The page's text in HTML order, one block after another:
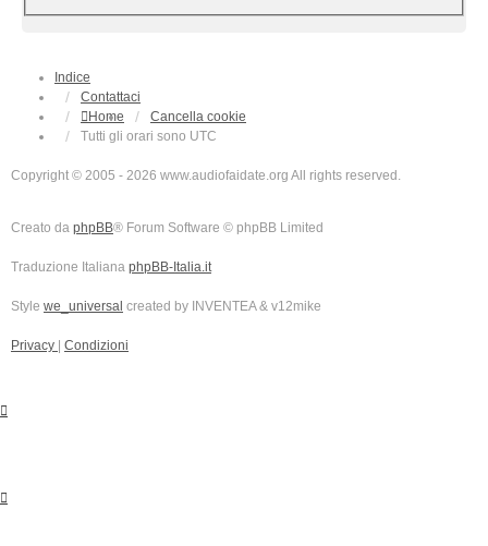
Indice
Contattaci
Home
Cancella cookie
Tutti gli orari sono UTC
Copyright © 2005 - 2026 www.audiofaidate.org All rights reserved.
Creato da phpBB® Forum Software © phpBB Limited
Traduzione Italiana phpBB-Italia.it
Style we_universal created by INVENTEA & v12mike
Privacy | Condizioni